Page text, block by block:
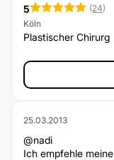
5 (24)
Köln
Plastischer Chirurg
25.03.2013
@nadi
Ich empfehle